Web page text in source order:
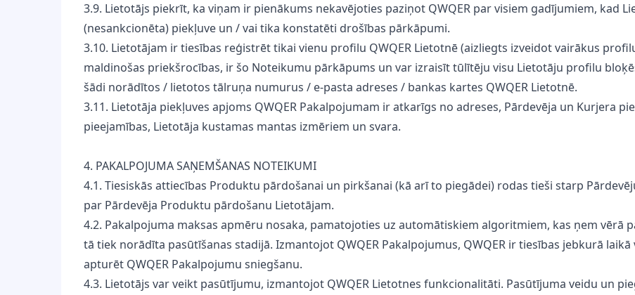
3.9. Lietotājs piekrīt, ka viņam ir pienākums nekavējoties paziņot QWQER par visiem gadījumiem, kad
(nesankcionēta) piekļuve un / vai tika konstatēti drošības pārkāpumi.
3.10. Lietotājam ir tiesības reģistrēt tikai vienu profilu QWQER Lietotnē (aizliegts izveidot vairākus
maldinošas priekšrocības, ir šo Noteikumu pārkāpums un var izraisīt tūlītēju visu Lietotāju profilu
šādi norādītos / lietotos tālruņa numurus / e-pasta adreses / bankas kartes QWQER Lietotnē.
3.11. Lietotāja piekļuves apjoms QWQER Pakalpojumam ir atkarīgs no adreses, Pārdevēja un Kurjera
pieejamības, Lietotāja kustamas mantas izmēriem un svara.
4. PAKALPOJUMA SAŅEMŠANAS NOTEIKUMI
4.1. Tiesiskās attiecības Produktu pārdošanai un pirkšanai (kā arī to piegādei) rodas tieši starp
par Pārdevēja Produktu pārdošanu Lietotājam.
4.2. Pakalpojuma maksas apmēru nosaka, pamatojoties uz automātiskiem algoritmiem, kas ņem vērā
tā tiek norādīta pasūtīšanas stadijā. Izmantojot QWQER Pakalpojumus, QWQER ir tiesības jebkurā
apturēt QWQER Pakalpojumu sniegšanu.
4.3. Lietotājs var veikt pasūtījumu, izmantojot QWQER Lietotnes funkcionalitāti. Pasūtījuma veidu un